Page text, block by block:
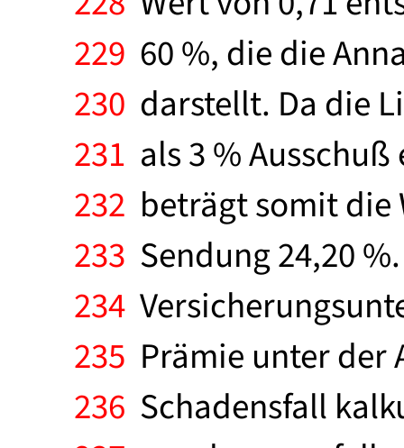
229 60 %, die die
230 darstellt. Da die
231 als 3 %
232 beträgt somit die
233 Sendung 24,20
234
235 Prämie unter der
236 Schadensfall